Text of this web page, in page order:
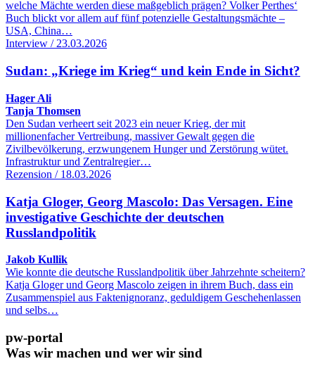
welche Mächte werden diese maßgeblich prägen? Volker Perthes‘
Buch blickt vor allem auf fünf potenzielle Gestaltungsmächte –
USA, China…
Interview / 23.03.2026
Sudan: „Kriege im Krieg“ und kein Ende in Sicht?
Hager Ali
Tanja Thomsen
Den Sudan verheert seit 2023 ein neuer Krieg, der mit
millionenfacher Vertreibung, massiver Gewalt gegen die
Zivilbevölkerung, erzwungenem Hunger und Zerstörung wütet.
Infrastruktur und Zentralregier…
Rezension / 18.03.2026
Katja Gloger, Georg Mascolo: Das Versagen. Eine
investigative Geschichte der deutschen
Russlandpolitik
Jakob Kullik
Wie konnte die deutsche Russlandpolitik über Jahrzehnte scheitern?
Katja Gloger und Georg Mascolo zeigen in ihrem Buch, dass ein
Zusammenspiel aus Faktenignoranz, geduldigem Geschehenlassen
und selbs…
pw-portal
Was wir machen und wer wir sind